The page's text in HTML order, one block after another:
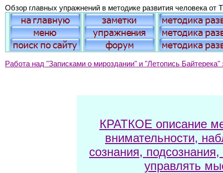
Обзор главных упражнений в методике развития человека от
Работа над "Записками о мироздании" и "Летопись
КРАТКОЕ описание
внимательности,
сознания,
управлять